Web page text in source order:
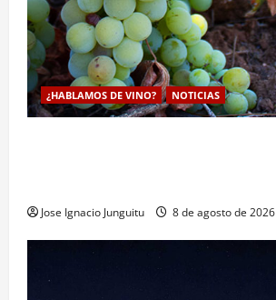
¿HABLAMOS DE VINO? NOTICIAS
Jose Ignacio Junguitu 8 de agosto de 2026